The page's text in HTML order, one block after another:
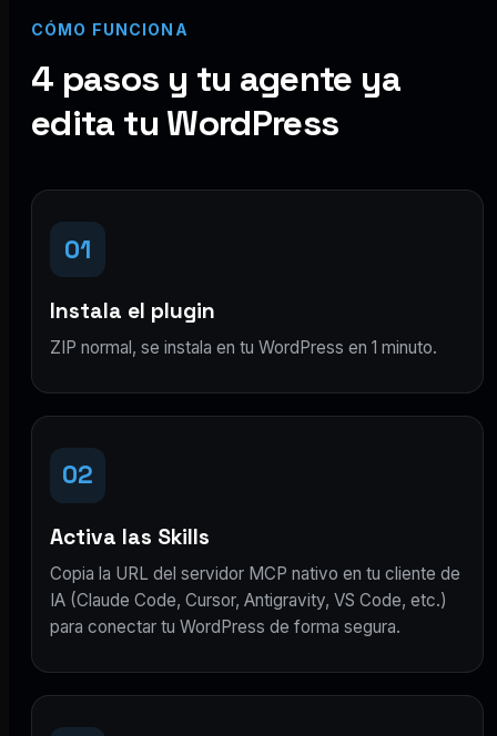
CÓMO FUNCIONA
4 pasos y tu agente ya
edita tu WordPress
01
Instala el plugin
ZIP normal, se instala en tu WordPress en 1 minuto.
02
Activa las Skills
Copia la URL del servidor MCP nativo en tu cliente de
IA (Claude Code, Cursor, Antigravity, VS Code, etc.)
para conectar tu WordPress de forma segura.